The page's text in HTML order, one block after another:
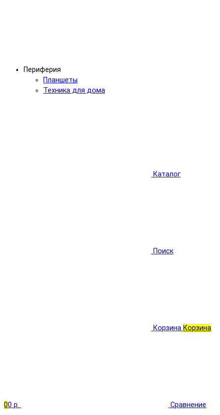
Периферия
Планшеты
Техника для дома
Каталог
Поиск
Корзина Корзина
00 р. Сравнение